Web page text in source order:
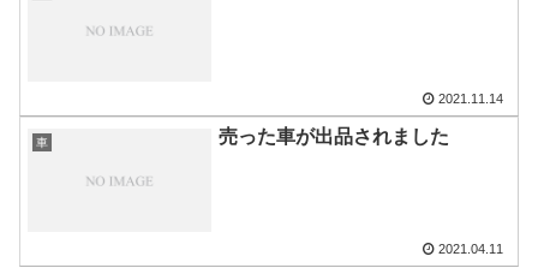
2021.11.14
車 売った車が出品されました
2021.04.11